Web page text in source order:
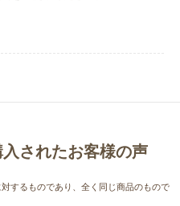
されたお客様の声
するものであり、全く同じ商品のもので